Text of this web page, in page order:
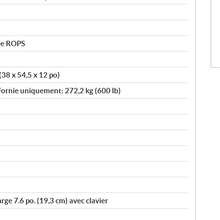
ROPS
x 54,5 x 12 po)
uniquement: 272,2 kg (600 lb)
7.6 po. (19,3 cm) avec clavier